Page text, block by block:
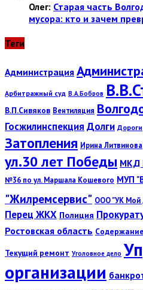
Олег: Старая часть
мусора: кто и зачем
Теги
Администрация
Арбитражный суд В.А.Бобров
В.П.Сивяков Вентиляция
Госжилинспекция Долги Дороги
Затопления Ирина Литвинова
ул.30 лет Победы МКД
№36 по ул. Маршала Кошевого МУП
"Жилремсервис" ООО "УК Мой
Перец ЖКХ Полиция
Ростовская область
Текущий ремонт Уголовное дело
организации